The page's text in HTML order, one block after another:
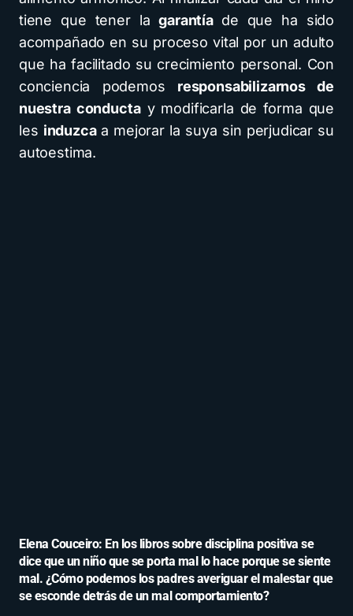
tiene que tener lagarantía de que ha sido
acompañado en su proceso vital por un adulto
que ha facilitado su crecimiento personal. Con
conciencia podemos responsabilizarnos de
nuestra conductay modificarla de forma que
les induzca a mejorar la suya sin perjudicar su
autoestima.
Elena Couceiro: En los libros sobre disciplina positiva se
dice que un niño que se porta mal lo hace porque se siente
mal. ¿Cómo podemos los padres averiguar el malestar que
se esconde detrás de un mal comportamiento?